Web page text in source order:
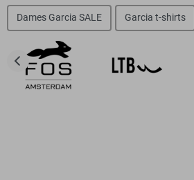
Dames Garcia SALE Garcia t-shirts